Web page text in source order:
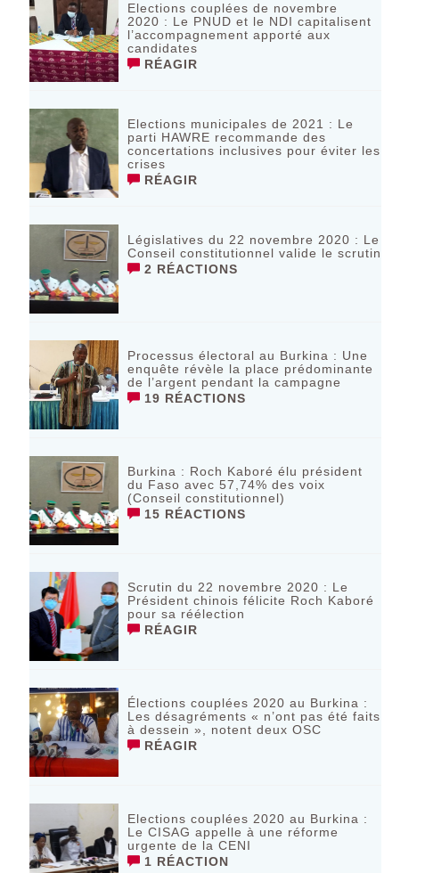
Elections couplées de novembre
2020 : Le PNUD et le NDI capitalisent
l’accompagnement apporté aux
candidates
RÉAGIR
Elections municipales de 2021 : Le
parti HAWRE recommande des
concertations inclusives pour éviter les
crises
RÉAGIR
Législatives du 22 novembre 2020 : Le
Conseil constitutionnel valide le scrutin
2 RÉACTIONS
Processus électoral au Burkina : Une
enquête révèle la place prédominante
de l’argent pendant la campagne
19 RÉACTIONS
Burkina : Roch Kaboré élu président
du Faso avec 57,74% des voix
(Conseil constitutionnel)
15 RÉACTIONS
Scrutin du 22 novembre 2020 : Le
Président chinois félicite Roch Kaboré
pour sa réélection
RÉAGIR
Élections couplées 2020 au Burkina :
Les désagréments « n’ont pas été faits
à dessein », notent deux OSC
RÉAGIR
Elections couplées 2020 au Burkina :
Le CISAG appelle à une réforme
urgente de la CENI
1 RÉACTION